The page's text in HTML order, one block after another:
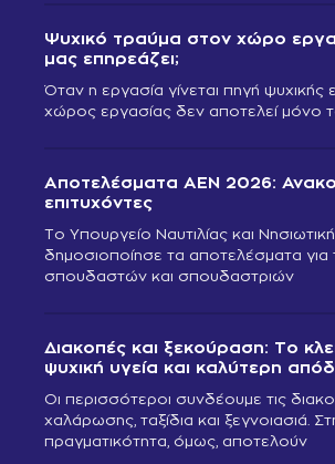
Ψυχικό τραύμα στον χώρο
μας επηρεάζει;
Όταν η εργασία γίνεται πηγή ψυχικής
χώρος εργασίας δεν αποτελεί μόνο
Αποτελέσματα ΑΕΝ 2026:
επιτυχόντες
Το Υπουργείο Ναυτιλίας και
δημοσιοποίησε τα αποτελέσματα για
σπουδαστών και σπουδαστριών
Διακοπές και ξεκούραση: Το
ψυχική υγεία και καλύτερη
Οι περισσότεροι συνδέουμε τις
χαλάρωσης, ταξίδια και ξεγνοιασιά.
πραγματικότητα, όμως, αποτελούν